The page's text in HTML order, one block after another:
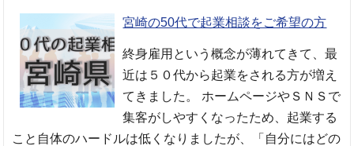
宮崎の50代で起業相談をご希望の方
終身雇用という概念が薄れてきて、最
近は５０代から起業をされる方が増え
てきました。 ホームページやＳＮＳで
集客がしやすくなったため、起業する
こと自体のハードルは低くなりましたが、「自分にはどの